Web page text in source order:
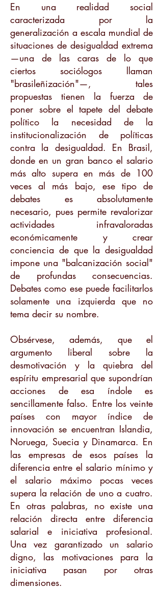
En una realidad social
caracterizada por la
generalización a escala mundial de
situaciones de desigualdad extrema
—una de las caras de lo que
ciertos sociólogos llaman
"brasileñización"—, tales
propuestas tienen la fuerza de
poner sobre el tapete del debate
político la necesidad de la
institucionalización de políticas
contra la desigualdad. En Brasil,
donde en un gran banco el salario
más alto supera en más de 100
veces al más bajo, ese tipo de
debates es absolutamente
necesario, pues permite revalorizar
actividades infravaloradas
económicamente y crear
conciencia de que la desigualdad
impone una "balcanización social"
de profundas consecuencias.
Debates como ese puede facilitarlos
solamente una izquierda que no
tema decir su nombre.
Obsérvese, además, que el
argumento liberal sobre la
desmotivación y la quiebra del
espíritu empresarial que supondrían
acciones de esa índole es
sencillamente falso. Entre los veinte
países con mayor índice de
innovación se encuentran Islandia,
Noruega, Suecia y Dinamarca. En
las empresas de esos países la
diferencia entre el salario mínimo y
el salario máximo pocas veces
supera la relación de uno a cuatro.
En otras palabras, no existe una
relación directa entre diferencia
salarial e iniciativa profesional.
Una vez garantizado un salario
digno, las motivaciones para la
iniciativa pasan por otras
dimensiones.